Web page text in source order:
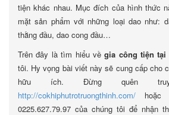
tiện khác nhau. Mục đích của hình thức
mặt sản phẩm với những loại dao như:
thằng đầu, dao cong đầu…
Trên đây là tìm hiểu vềgia công tiện tại
tôi. Hy vọng bài viết này sẽ cung cấp cho
hữu ích. Đừng quên
http://cokhiphutrotruongthinh.com/ hoặc
0225.627.79.97 của chúng tôi để nhận